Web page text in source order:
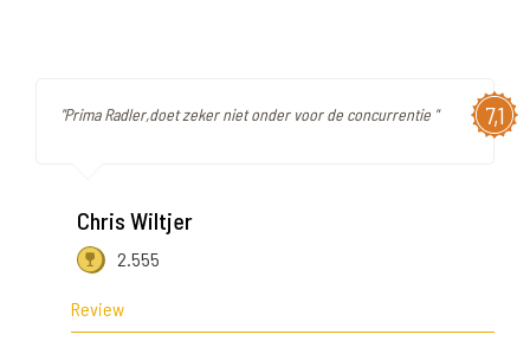
7,1
"Prima Radler,doet zeker niet onder voor de concurrentie "
Chris Wiltjer
2.555
Review